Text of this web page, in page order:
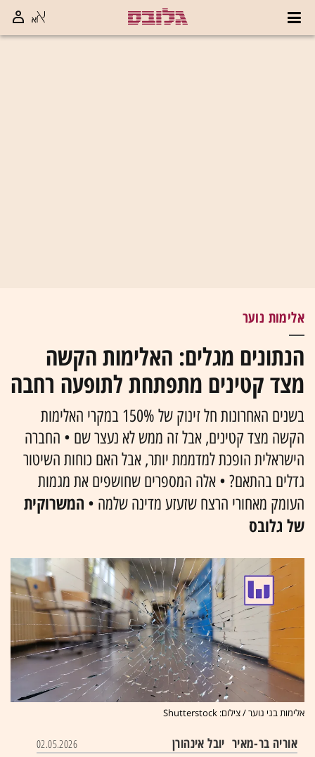
אלימות נוער
הנתונים מגלים: האלימות הקשה
מצד קטינים מתפתחת לתופעה רחבה
בשנים האחרונות חל זינוק של 150% במקרי האלימות
הקשה מצד קטינים, אבל זה ממש לא נעצר שם • החברה
הישראלית הופכת למדממת יותר, אבל האם כוחות השיטור
גדלים בהתאם? • אלה המספרים שחושפים את מגמות
העומק מאחורי הרצח שזעזע מדינה שלמה • המשרוקית
של גלובס
אלימות בני נוער / צילום: Shutterstock
אוריה בר-מאיר יובל אינהורן 02.05.2026